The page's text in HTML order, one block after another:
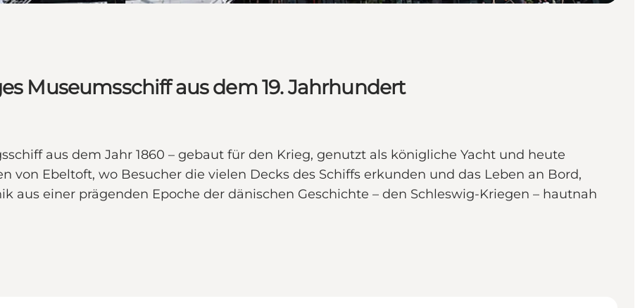
Museumsschiff aus dem 19. Jahrhundert
aus dem Jahr 1860 – gebaut für den Krieg, genutzt als königliche Yacht und heute
von Ebeltoft, wo Besucher die vielen Decks des Schiffs erkunden und das Leben an Bord,
aus einer prägenden Epoche der dänischen Geschichte – den Schleswig-Kriegen – hautnah